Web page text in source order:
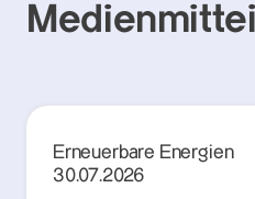
Erneuerbare Energien
30.07.2026